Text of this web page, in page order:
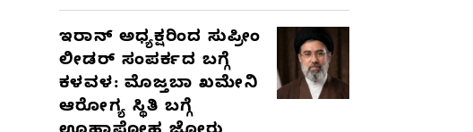
ಇರಾನ್ ಅಧ್ಯಕ್ಷರಿಂದ ಸುಪ್ರೀಂ
ಲೀಡರ್ ಸಂಪರ್ಕದ ಬಗ್ಗೆ
ಕಳವಳ: ಮೊಜ್ತಬಾ ಖಮೇನಿ
ಆರೋಗ್ಯ ಸ್ಥಿತಿ ಬಗ್ಗೆ